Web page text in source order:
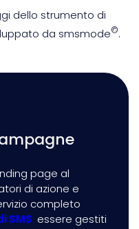
dello strumento di
da smsmode©.
page al
di azione e
completo
SMS essere gestiti